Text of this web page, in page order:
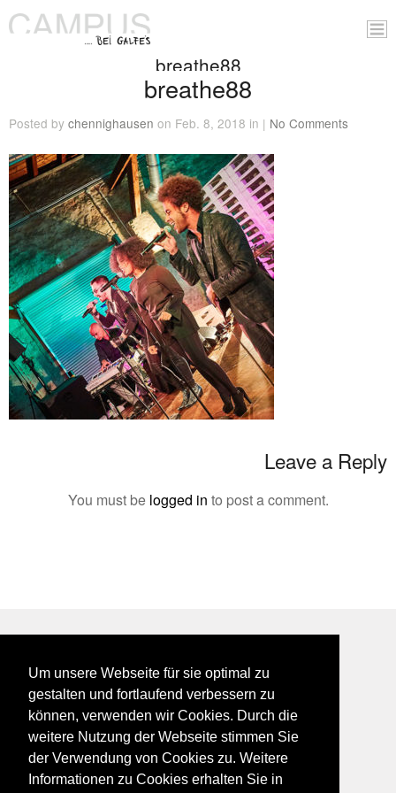
Um unsere Webseite für sie optimal zu
gestalten und fortlaufend verbessern zu
können, verwenden wir Cookies. Durch die
weitere Nutzung der Webseite stimmen Sie
der Verwendung von Cookies zu. Weitere
Informationen zu Cookies erhalten Sie in
breathe88
breathe88
Posted by chennighausen on Feb. 8, 2018 in | No Comments
Leave a Reply
You must be logged in to post a comment.
BEI GALFES - hier wird man getroffen
impressum
datenschutz
disclaimer